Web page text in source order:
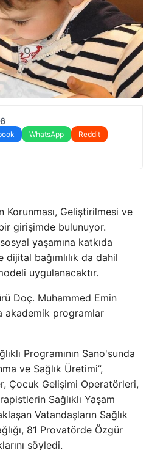
WhatsApp
Reddit
Korunması, Geliştirilmesi ve
girişimde bulunuyor.
yaşamına katkıda
bağımlılık da dahil
uygulanacaktır.
Doç. Muhammed Emin
akademik programlar
Programının Sano'sunda
ve Sağlık Üretimi”,
Çocuk Gelişimi Operatörleri,
Sağlıklı Yaşam
Vatandaşların Sağlık
81 Provatörde Özgür
söyledi.